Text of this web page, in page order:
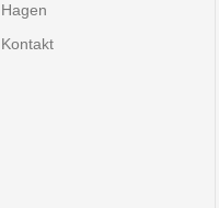
Hagen
Kontakt